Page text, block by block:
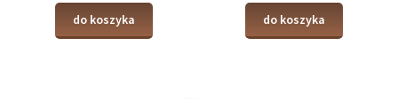
do koszyka do koszyka